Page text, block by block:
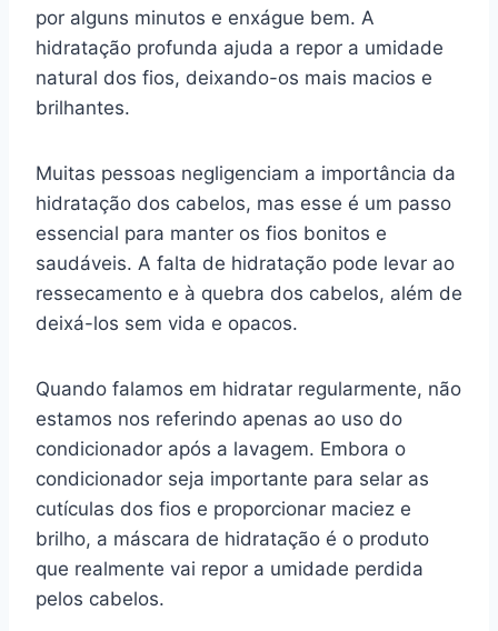
por alguns minutos e enxágue bem. A
hidratação profunda ajuda a repor a umidade
natural dos fios, deixando-os mais macios e
brilhantes.
Muitas pessoas negligenciam a importância da
hidratação dos cabelos, mas esse é um passo
essencial para manter os fios bonitos e
saudáveis. A falta de hidratação pode levar ao
ressecamento e à quebra dos cabelos, além de
deixá-los sem vida e opacos.
Quando falamos em hidratar regularmente, não
estamos nos referindo apenas ao uso do
condicionador após a lavagem. Embora o
condicionador seja importante para selar as
cutículas dos fios e proporcionar maciez e
brilho, a máscara de hidratação é o produto
que realmente vai repor a umidade perdida
pelos cabelos.